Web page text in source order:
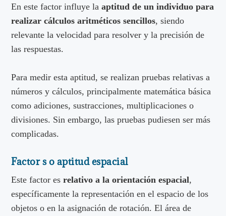
En este factor influye laaptitud de un individuo para
realizar cálculos aritméticos sencillos, siendo
relevante la velocidad para resolver y la precisión de
las respuestas.
Para medir esta aptitud, se realizan pruebas relativas a
números y cálculos, principalmente matemática básica
como adiciones, sustracciones, multiplicaciones o
divisiones. Sin embargo, las pruebas pudiesen ser más
complicadas.
Factor s o aptitud espacial
Este factor esrelativo a la orientación espacial,
específicamente la representación en el espacio de los
objetos o en la asignación de rotación. El área de